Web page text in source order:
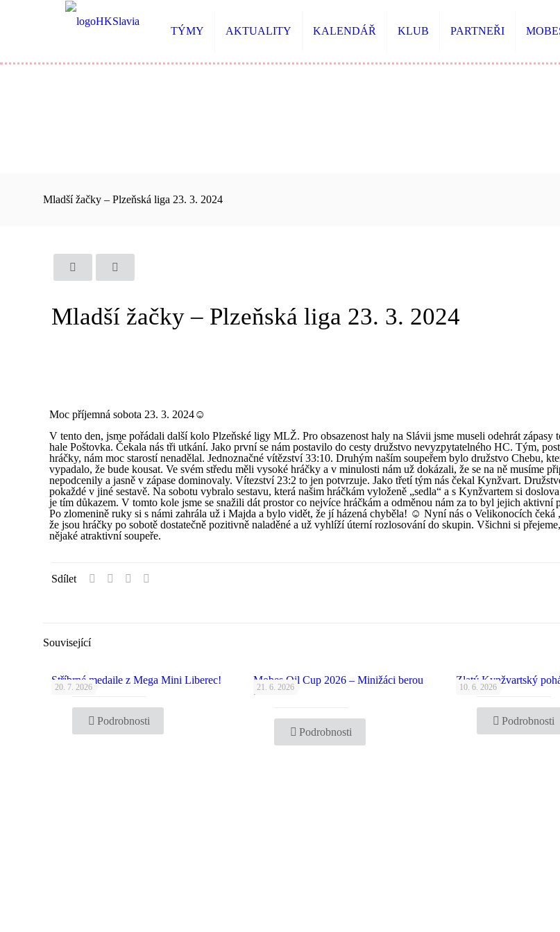
TÝMY AKTUALITY KALENDÁŘ KLUB PARTNEŘI
Mladší žačky – Plzeňská liga 23. 3. 2024
Mladší žačky – Plzeňská liga 23. 3. 2024
Moc příjemná sobota 23. 3. 2024☺
V tento den, jsme pořádali další kolo Plzeňské ligy MLŽ. Pro obsazenost haly na Slávii jsme museli odehrát zápasy
hale Poštovka. Čekala nás tři utkání. Jako první se nám postavilo do cesty družstvo nevyzpytatelného HC. Tým,
hráčky, nám moc starostí nenadělal. Jednoznačné vítězství 33:10. Druhým naším soupeřem bylo družstvo Chebu,
vypadalo, že bude kousat. Ve svém středu měli vysoké hráčky a v minulosti nám už dokázali, že se na ně musíme
nepodcenily a jasně v zápase dominovaly. Vítezství 23:2 to jen potvrzuje. Jako třetí tým nás čekal Kynžvart.
pokaždé v jiné sestavě. Na sobotu vybralo sestavu, která našim hráčkám vyloženě „sedla“ a s Kynžvartem si
je tím důkazem. V tomto kole jsme se snažili dát prostor co nejvíce hráčkám a odměnou nám za to byl jejich aktivní
Po zlomenině ruky si s námi zahrála už i Majda a bylo vidět, že jí házená chyběla! ☺ Nyní nás o Velikonocích čeká
že jsou hráčky po sobotě dostatečně pozitivně naladěné a už vyhlíží úterní rozlosování do skupin. Všichni si
nějaké atraktivní soupeře.
Sdílet
Související
20. 7. 2026
Stříbrné medaile z Mega Mini Liberec!
Podrobnosti
21. 6. 2026
Mobes Oil Cup 2026 – Minižáci berou
bronz!
Podrobnosti
10. 6. 2026
Zlatý Kynžvartský
Podrobnosti